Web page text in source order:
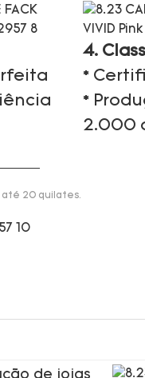
4.
*
*
2.000
até 20 quilates.
de joias